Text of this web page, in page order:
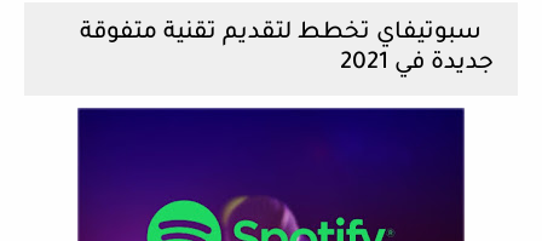
سبوتيفاي تخطط لتقديم تقنية متفوقة
جديدة في 2021